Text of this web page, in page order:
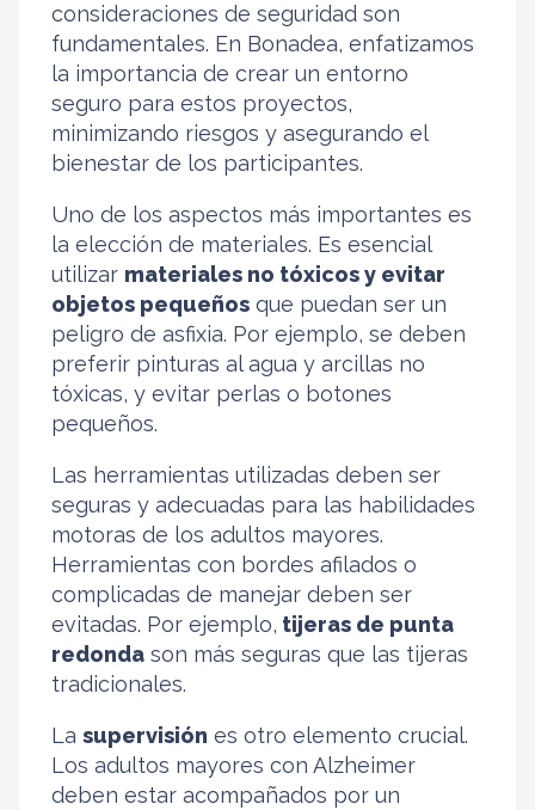
consideraciones de seguridad son
fundamentales. En Bonadea, enfatizamos
la importancia de crear un entorno
seguro para estos proyectos,
minimizando riesgos y asegurando el
bienestar de los participantes.
Uno de los aspectos más importantes es
la elección de materiales. Es esencial
utilizar materiales no tóxicos y evitar
objetos pequeños que puedan ser un
peligro de asfixia. Por ejemplo, se deben
preferir pinturas al agua y arcillas no
tóxicas, y evitar perlas o botones
pequeños.
Las herramientas utilizadas deben ser
seguras y adecuadas para las habilidades
motoras de los adultos mayores.
Herramientas con bordes afilados o
complicadas de manejar deben ser
evitadas. Por ejemplo, tijeras de punta
redonda son más seguras que las tijeras
tradicionales.
La supervisión es otro elemento crucial.
Los adultos mayores con Alzheimer
deben estar acompañados por un